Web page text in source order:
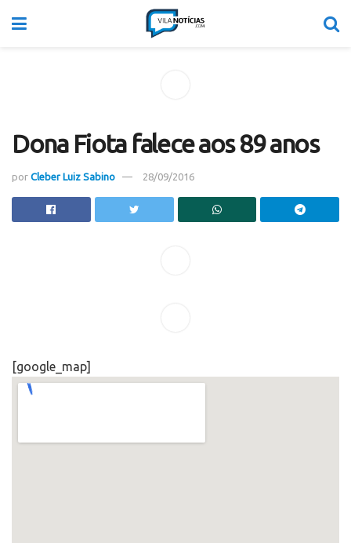
Dona Fiota falece aos 89 anos
por Cleber Luiz Sabino 28/09/2016
[google_map]